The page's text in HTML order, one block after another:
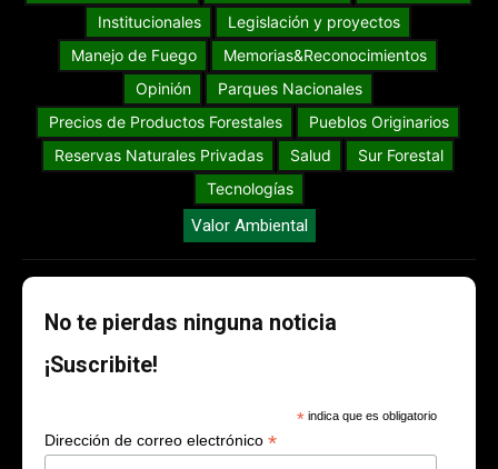
Institucionales
Legislación y proyectos
Manejo de Fuego
Memorias&Reconocimientos
Opinión
Parques Nacionales
Precios de Productos Forestales
Pueblos Originarios
Reservas Naturales Privadas
Salud
Sur Forestal
Tecnologías
Valor Ambiental
No te pierdas ninguna noticia
¡Suscribite!
* indica que es obligatorio
Dirección de correo electrónico *